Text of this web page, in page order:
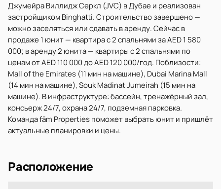
Джумейра Виллидж Серкл (JVC) в Дубае и реализован
застройщиком Binghatti. Строительство завершено —
можно заселяться или сдавать в аренду. Сейчас в
продаже 1 юнит — квартира с 2 спальнями за AED 1 580
000; в аренду 2 юнита — квартиры с 2 спальнями по
ценам от AED 110 000 до AED 120 000/год. Поблизости:
Mall of the Emirates (11 мин на машине), Dubai Marina Mall
(14 мин на машине), Souk Madinat Jumeirah (15 мин на
машине). В инфраструктуре: бассейн, тренажёрный зал,
консьерж 24/7, охрана 24/7, подземная парковка.
Команда fäm Properties поможет выбрать юнит и пришлёт
актуальные планировки и цены.
Расположение